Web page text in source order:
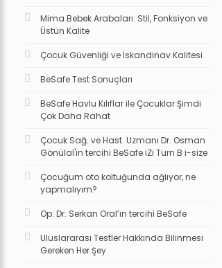
Mima Bebek Arabaları: Stil, Fonksiyon ve
Üstün Kalite
Çocuk Güvenliği ve İskandinav Kalitesi
BeSafe Test Sonuçları
BeSafe Havlu Kılıflar ile Çocuklar Şimdi
Çok Daha Rahat
Çocuk Sağ. ve Hast. Uzmanı Dr. Osman
Gönülal'ın tercihi BeSafe iZi Turn B i-size
Çocuğum oto koltuğunda ağlıyor, ne
yapmalıyım?
Op. Dr. Serkan Oral’ın tercihi BeSafe
Uluslararası Testler Hakkında Bilinmesi
Gereken Her Şey